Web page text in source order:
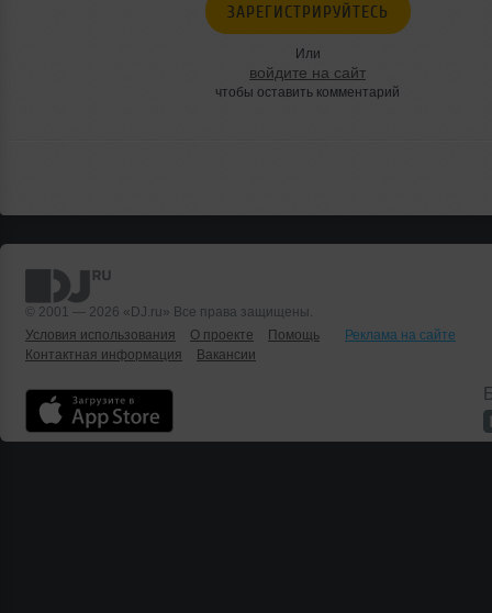
ЗАРЕГИСТРИРУЙТЕСЬ
Или
войдите на сайт
чтобы оставить комментарий
© 2001 — 2026 «DJ.ru» Все права защищены.
Условия использования
О проекте Помощь
Реклама на сайте
Контактная информация
Вакансии